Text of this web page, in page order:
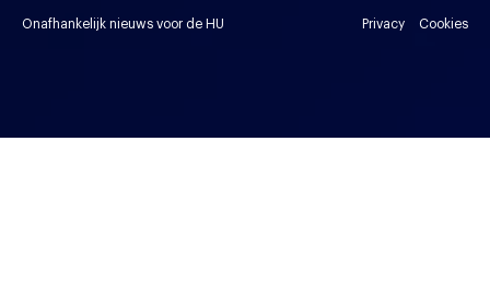
Onafhankelijk nieuws voor de HU Privacy Cookies